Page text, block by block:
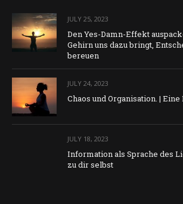
JULY 25, 2023
Den Yes-Damn-Effekt
Gehirn uns dazu bringt,
bereuen
JULY 24, 2023
Chaos und Organisation. |
JULY 18, 2023
Information als Sprache des
zu dir selbst